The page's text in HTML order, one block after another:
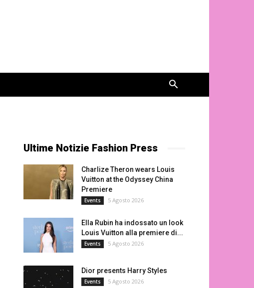
Ultime Notizie Fashion Press
Charlize Theron wears Louis
Vuitton at the Odyssey China
Premiere
Events 5 Agosto 2026
Ella Rubin ha indossato un look
Louis Vuitton alla premiere di...
Events 5 Agosto 2026
Dior presents Harry Styles
Events 5 Agosto 2026